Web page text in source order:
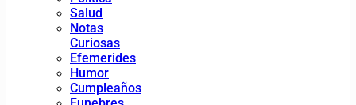
Salud
Notas
Curiosas
Efemerides
Humor
Cumpleaños